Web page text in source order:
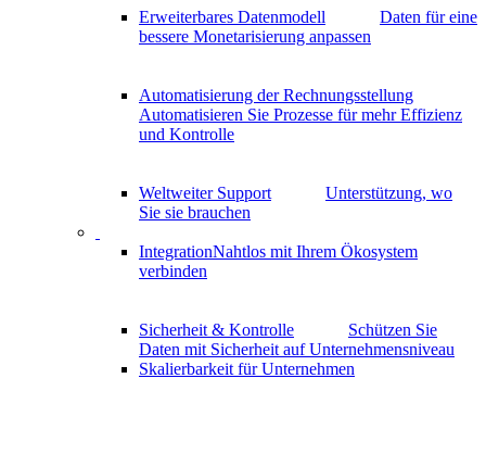
Erweiterbares Datenmodell
Daten für eine
bessere Monetarisierung anpassen
Automatisierung der Rechnungsstellung
Automatisieren Sie Prozesse für mehr Effizienz
und Kontrolle
Weltweiter Support
Unterstützung, wo
Sie sie brauchen
IntegrationNahtlos mit Ihrem Ökosystem
verbinden
Sicherheit & Kontrolle
Schützen Sie
Daten mit Sicherheit auf Unternehmensniveau
Skalierbarkeit für Unternehmen